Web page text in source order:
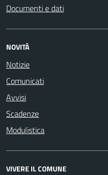
Documenti e dati
NOVITÀ
Notizie
Comunicati
Avvisi
Scadenze
Modulistica
VIVERE IL COMUNE